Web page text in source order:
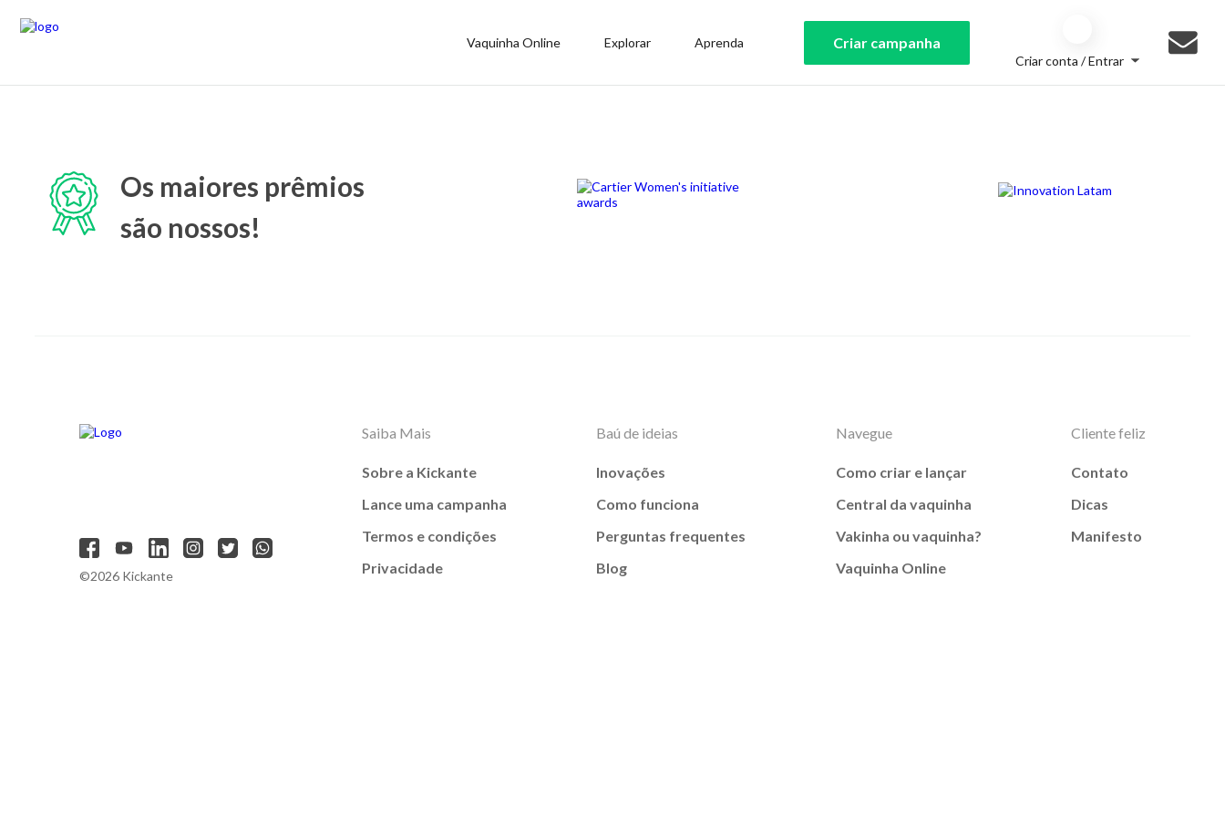
Vaquinha Online Explorar Aprenda Criar campanha
Criar conta / Entrar
Os maiores prêmios
são nossos!
©2026 Kickante
Saiba Mais
Sobre a Kickante
Lance uma campanha
Termos e condições
Privacidade
Baú de ideias
Inovações
Como funciona
Perguntas frequentes
Blog
Navegue
Como criar e lançar
Central da vaquinha
Vakinha ou vaquinha?
Vaquinha Online
Cliente feliz
Contato
Dicas
Manifesto